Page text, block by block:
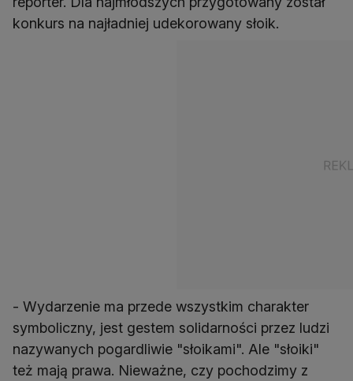
konkurs na najładniej udekorowany słoik.
- Wydarzenie ma przede wszystkim charakter
symboliczny, jest gestem solidarności przez ludzi
nazywanych pogardliwie "słoikami". Ale "słoiki"
też mają prawa. Nieważne, czy pochodzimy z